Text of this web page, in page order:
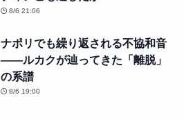
8/6 21:06
ナポリでも繰り返される不協和音
――ルカクが辿ってきた「離脱」
の系譜
8/6 19:00